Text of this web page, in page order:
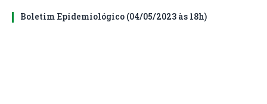
Boletim Epidemiológico (04/05/2023 às 18h)